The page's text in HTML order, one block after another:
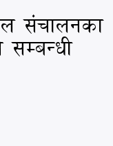
संचालनका
सम्बन्धी